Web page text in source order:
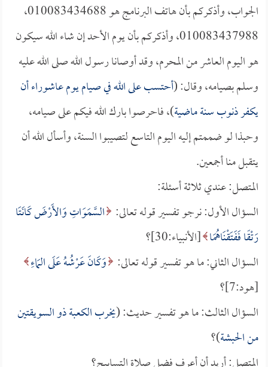
الجواب، وأذكركم بأن هاتف البرنامج هو 010083434688،
010083437988، وأذكركم بأن يوم الأحد إن شاء الله سيكون
هو اليوم العاشر من المحرم، وقد أوصانا رسول الله صلى الله عليه
وسلم بصيامه، وقال: (أحتسب على الله في صيام يوم عاشوراء أن
يكفر ذنوب سنة ماضية)، فاحرصوا بارك الله فيكم على صيامه،
وحبذا لو ضممتم إليه اليوم التاسع لتصيبوا السنة، وأسأل الله أن
يتقبل منا أجمعين.
المتصل: عندي ثلاثة أسئلة:
السؤال الأول: نرجو تفسير قوله تعالى: السَّمَوَاتِ وَالأَرْضَ كَانَتَا
رَتْقًا فَفَتَقْنَاهُمَا [الأنبياء:30]؟
السؤال الثاني: ما هو تفسير قوله تعالى: وَكَانَ عَرْشُهُ عَلَى المَاءِ
[هود:7]؟
السؤال الثالث: ما هو تفسير حديث: (يخرب الكعبة ذو السويقتين
من الحبشة)؟